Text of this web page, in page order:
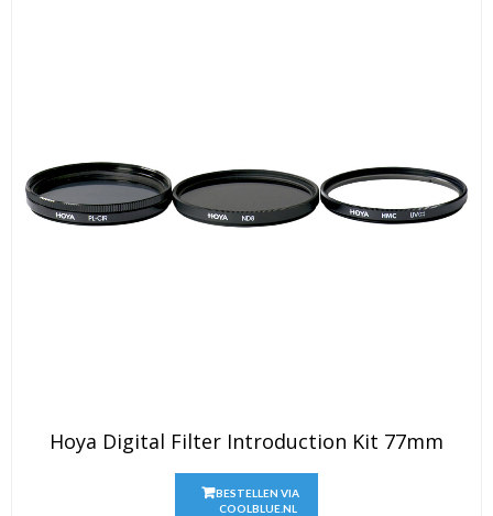
Hoya Digital Filter Introduction Kit 77mm
BESTELLEN VIA
COOLBLUE.NL